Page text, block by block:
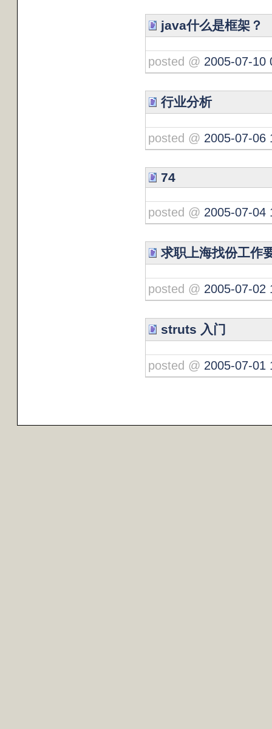
java什么是框架？
posted @ 2005-07-10
行业分析
posted @ 2005-07-06
74
posted @ 2005-07-04
求职上海找份工作
posted @ 2005-07-02
struts 入门
posted @ 2005-07-01